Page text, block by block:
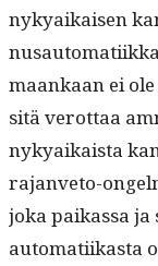
nykyaikaisen
maankaan ei
sitä verot­taa
nykyaikaista
rajan­ve­to-
joka paikas­sa ja
automati­ikas­ta